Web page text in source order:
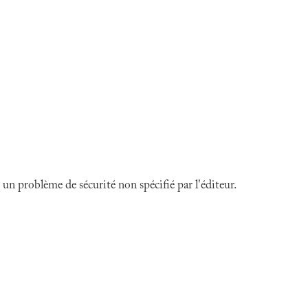
problème de sécurité non spécifié par l'éditeur.